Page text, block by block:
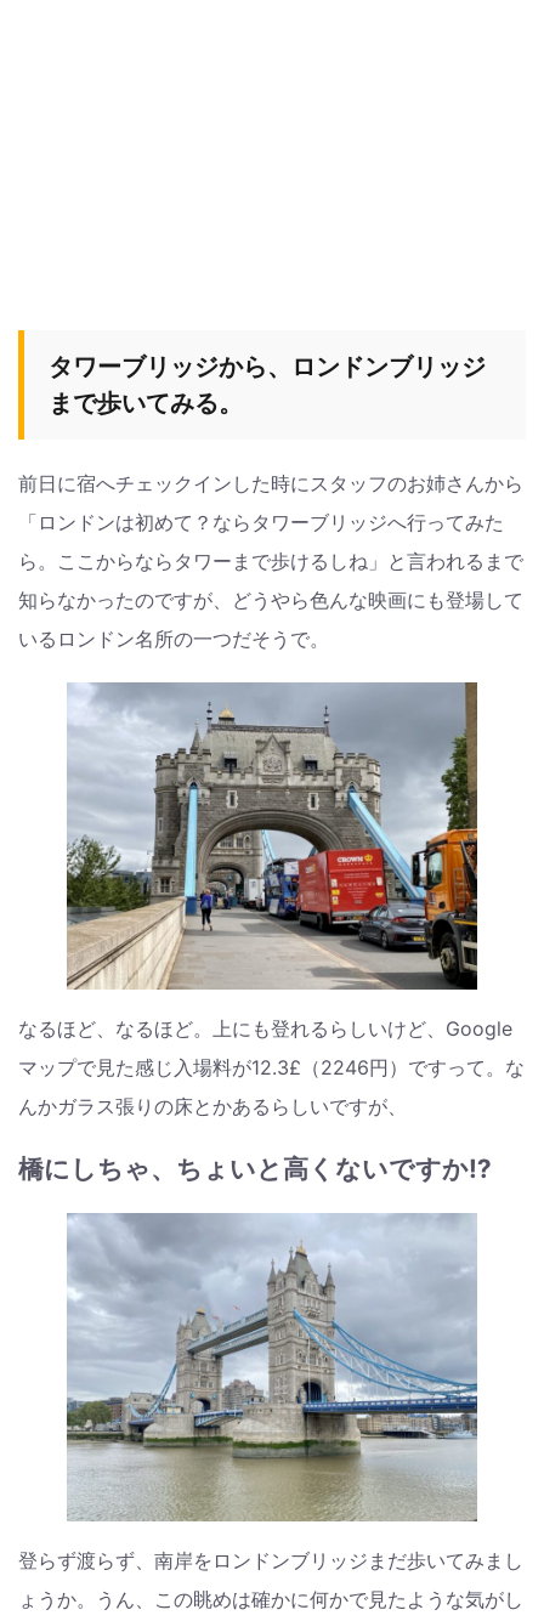
タワーブリッジから、ロンドンブリッジ
まで歩いてみる。
前日に宿へチェックインした時にスタッフのお姉さんから
「ロンドンは初めて？ならタワーブリッジへ行ってみた
ら。ここからならタワーまで歩けるしね」と言われるまで
知らなかったのですが、どうやら色んな映画にも登場して
いるロンドン名所の一つだそうで。
なるほど、なるほど。上にも登れるらしいけど、Google
マップで見た感じ入場料が12.3£（2246円）ですって。な
んかガラス張りの床とかあるらしいですが、
橋にしちゃ、ちょいと高くないですか⁉︎
登らず渡らず、南岸をロンドンブリッジまだ歩いてみまし
ょうか。うん、この眺めは確かに何かで見たような気がし